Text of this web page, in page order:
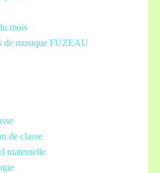
mois
de musique FUZEAU
de classe
maternelle